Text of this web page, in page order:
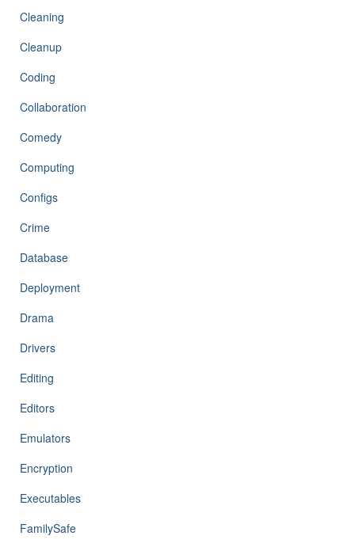
Cleaning
Cleanup
Coding
Collaboration
Comedy
Computing
Configs
Crime
Database
Deployment
Drama
Drivers
Editing
Editors
Emulators
Encryption
Executables
FamilySafe